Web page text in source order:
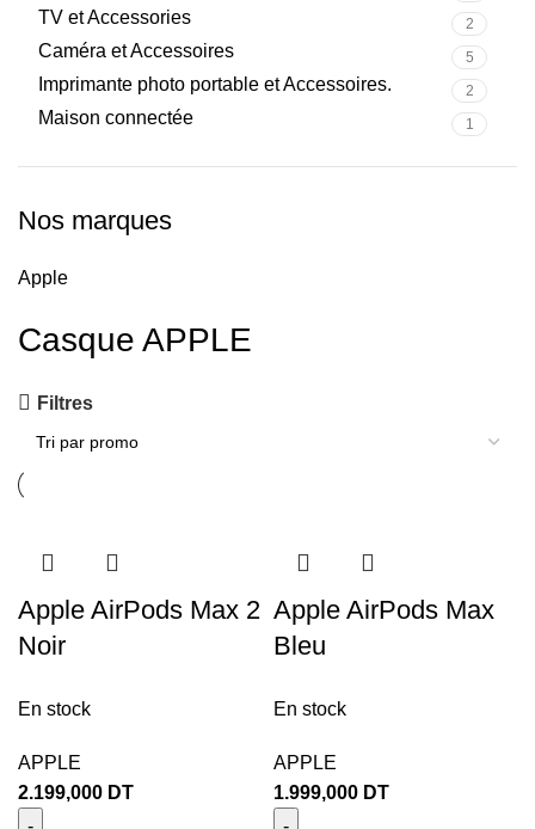
TV et Accessories 2
Caméra et Accessoires 5
Imprimante photo portable et Accessoires. 2
Maison connectée 1
Nos marques
Apple
Casque APPLE
Filtres
Apple AirPods Max 2
Noir
En stock
APPLE
2.199,000 DT
Apple AirPods Max
Bleu
En stock
APPLE
1.999,000 DT